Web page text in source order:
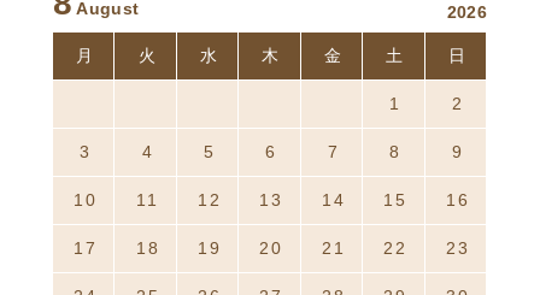
August 2026
月 火 水 木 金 土 日
1 2
3 4 5 6 7 8 9
10 11 12 13 14 15 16
17 18 19 20 21 22 23